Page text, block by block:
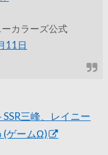
カラーズ公式
11日
三峰、レイニー
(ゲームΩ)